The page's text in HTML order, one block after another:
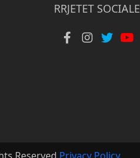
RRJETET SOCIALE
Reserved Privacy Policy